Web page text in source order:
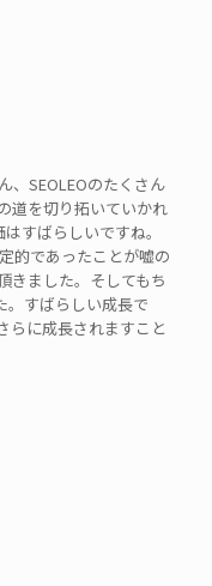
、SEOLEOのたくさん
道を切り拓いていかれ
すばらしいですね。
的であったことが嘘の
きました。そしてもち
。すばらしい成長で
らに成長されますこと